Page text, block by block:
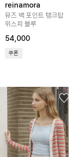
reinamora
뮤즈 백 포인트 탱크탑
위스피 블루
54,000
쿠폰